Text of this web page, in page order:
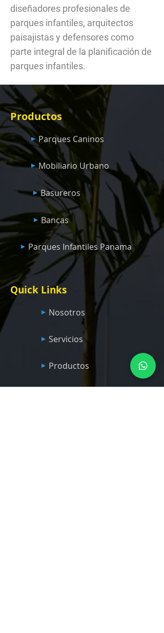
diseñadores profesionales de
parques infantiles, arquitectos
paisajistas y defensores como
parte integral de la planificación de
parques infantiles.
Productos
Parques Caninos
Mobiliario Urbano
Basureros
Bancas
Parques Infantiles Panama
Quick Links
Nosotros
Servicios
Productos